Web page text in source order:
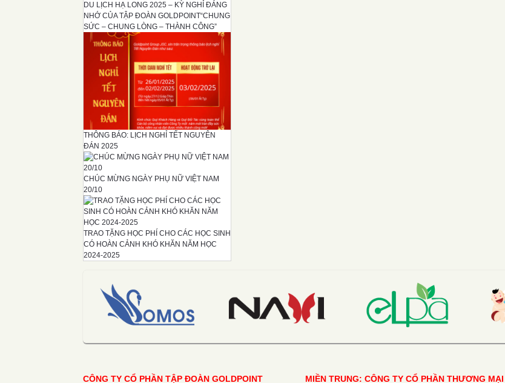
DU LỊCH HẠ LONG 2025 – KỲ NGHỈ ĐÁNG
NHỚ CỦA TẬP ĐOÀN GOLDPOINT“CHUNG
SỨC – CHUNG LÒNG – THÀNH CÔNG”
THÔNG BÁO: LỊCH NGHỈ TẾT NGUYÊN
ĐÁN 2025
CHÚC MỪNG NGÀY PHỤ NỮ VIỆT NAM
20/10
TRAO TẶNG HỌC PHÍ CHO CÁC HỌC SINH
CÓ HOÀN CẢNH KHÓ KHĂN NĂM HỌC
2024-2025
CÔNG TY CỔ PHẦN TẬP ĐOÀN GOLDPOINT MIỀN TRUNG: CÔNG TY CỔ PHẦN THƯƠNG MẠI